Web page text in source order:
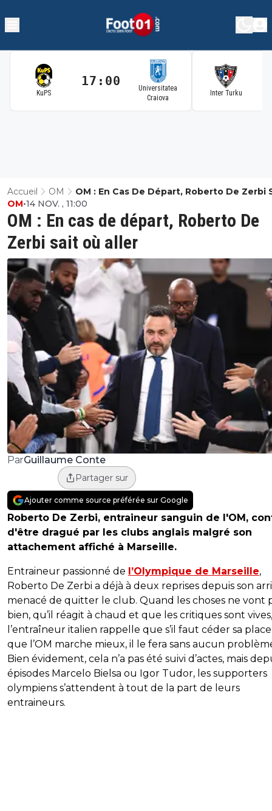
KuPS
17:00
Universitatea
Craiova
Inter Turku
Accueil OM
OM : En Cas De Départ, Roberto De Zerbi
Où Aller
OM : En cas de départ, Roberto De
Zerbi sait où aller
OM•14 NOV. , 11:00
ParGuillaume Conte
Partager sur
Ajouter comme source préférée sur Google
Roberto De Zerbi, entraineur sanguin de l'OM,
d'être dragué par les clubs anglais malgré son
attachement affiché à Marseille.
Entraineur passionné de l’Olympique de Marseille,
Roberto De Zerbi a déjà à deux reprises depuis son
menacé de quitter le club. Quand les choses ne vont
bien, qu’il réagit à chaud et que les critiques sont vives,
l’entraîneur italien rappelle que s’il faut céder sa
que l’OM marche mieux, il le fera sans aucun
Bien évidement, cela n’a pas été suivi d’actes, mais
épisodes Marcelo Bielsa ou Igor Tudor, les supporters
olympiens s’attendent à tout de la part de leurs
entraineurs.